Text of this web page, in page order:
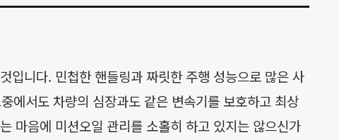
니다. 민첩한 핸들링과 짜릿한 주행 성능으로 많은 사
에서도 차량의 심장과도 같은 변속기를 보호하고 최상
마음에 미션오일 관리를 소홀히 하고 있지는 않으신가